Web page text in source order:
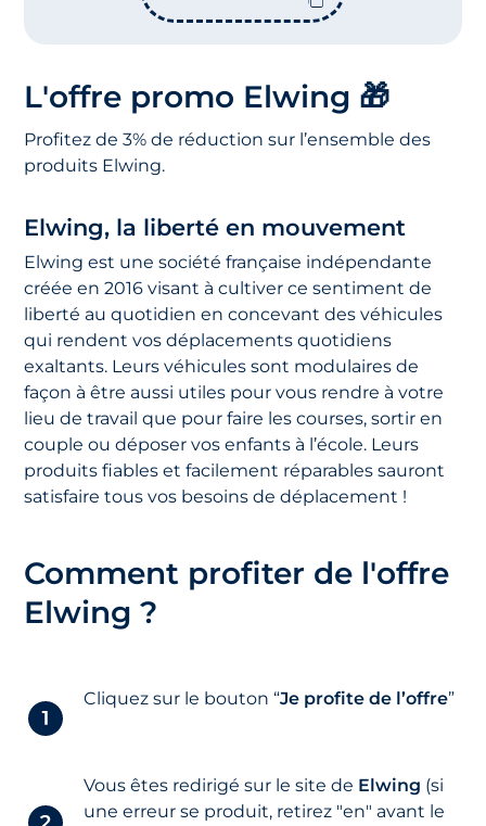
L'offre promo Elwing 🎁
Profitez de 3% de réduction sur l’ensemble des
produits Elwing.
Elwing, la liberté en mouvement
Elwing est une société française indépendante
créée en 2016 visant à cultiver ce sentiment de
liberté au quotidien en concevant des véhicules
qui rendent vos déplacements quotidiens
exaltants. Leurs véhicules sont modulaires de
façon à être aussi utiles pour vous rendre à votre
lieu de travail que pour faire les courses, sortir en
couple ou déposer vos enfants à l’école. Leurs
produits fiables et facilement réparables sauront
satisfaire tous vos besoins de déplacement !
Comment profiter de l'offre
Elwing ?
Cliquez sur le bouton “Je profite de l’offre”
Vous êtes redirigé sur le site de Elwing (si
une erreur se produit, retirez "en" avant le